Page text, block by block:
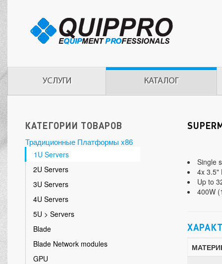
УСЛУГИ КАТАЛОГ
КАТЕГОРИИ ТОВАРОВ
Традиционные Платформы x86
1U Servers
2U Servers
3U Servers
4U Servers
5U > Servers
Blade
Blade Network modules
GPU
Single
4x 3.5"
Up to
400W